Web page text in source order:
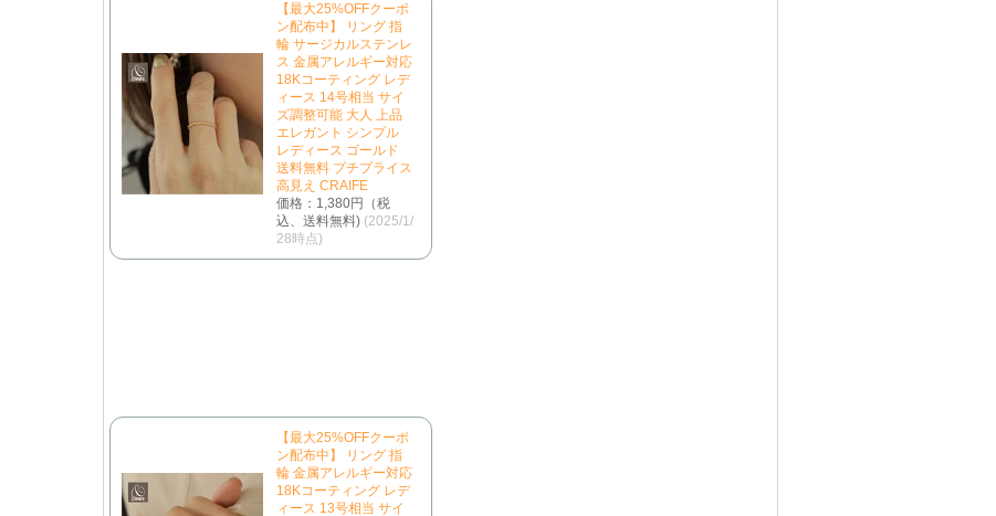
【最大25%OFFクーポ
ン配布中】 リング 指
輪 サージカルステンレ
ス 金属アレルギー対応
18Kコーティング レデ
ィース 14号相当 サイ
ズ調整可能 大人 上品
エレガント シンプル
レディース ゴールド
送料無料 プチプライス
高見え CRAIFE
価格：1,380円（税
込、送料無料) (2025/1/
28時点)
【最大25%OFFクーポ
ン配布中】 リング 指
輪 金属アレルギー対応
18Kコーティング レデ
ィース 13号相当 サイ